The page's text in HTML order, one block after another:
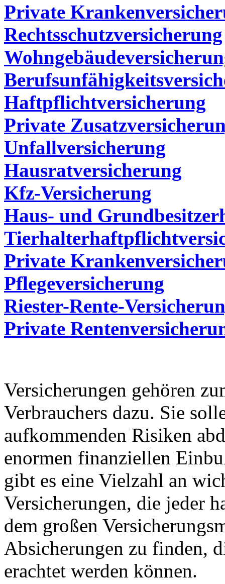
Private
Rechtsschutzversicherung
Haftpflichtversicherung
Private
Unfallversicherung
Hausratversicherung
Kfz-Versicherung
Haus- und
Private
Pflegeversicherung
Riester-Rente-
Private
Versicherungen gehören
Verbrauchers dazu. Sie
aufkommenden Risiken
enormen finanziellen
gibt es eine Vielzahl an
Versicherungen, die jeder
dem großen
Absicherungen zu finden,
erachtet werden können.